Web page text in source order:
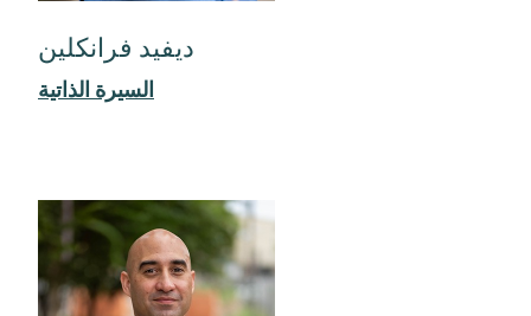
ديفيد فرانكلين
السيرة الذاتية